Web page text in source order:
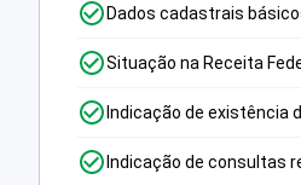
Dados cadastrais
Situação na Receita
Indicação de existência
Indicação de consultas